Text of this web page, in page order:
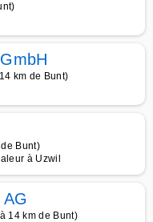
km de Bunt)
Bunt)
à Uzwil
14 km de Bunt)